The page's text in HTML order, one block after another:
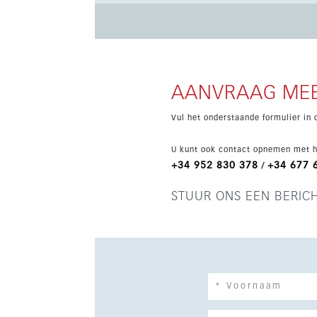
slechts vijf minuten van het strand en dicht
AANVRAAG
Vul het onderstaande formulier in
U kunt ook contact opnemen met
+34 952 830 378 / +34 677
STUUR ONS EEN